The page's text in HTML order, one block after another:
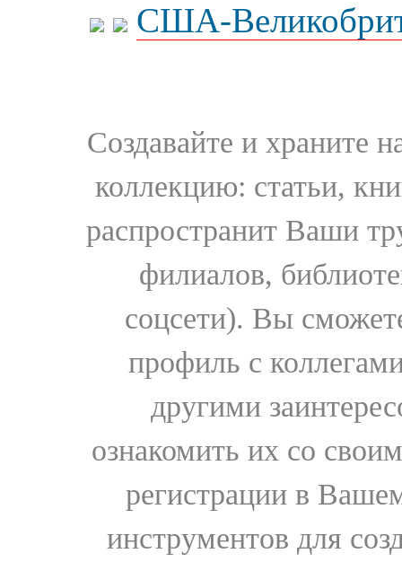
США-
Создавайте и храните
коллекцию: статьи,
распространит Ваши
филиалов,
соцсети). Вы
профиль с
другими
ознакомить их со
регистрации в
инструментов для